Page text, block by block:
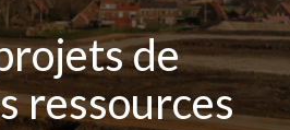
de
ressources